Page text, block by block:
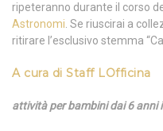
ripeteranno durante il corso
Astronomi . Se riuscirai a
ritirare l’esclusivo stemma
A cura di Staff LOfficina
attività per bambini dai 6 anni